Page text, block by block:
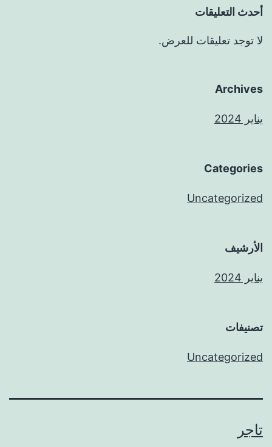
أحدث التعليقات
لا توجد تعليقات للعرض.
Archives
يناير 2024
Categories
Uncategorized
الأرشيف
يناير 2024
تصنيفات
Uncategorized
تاجر